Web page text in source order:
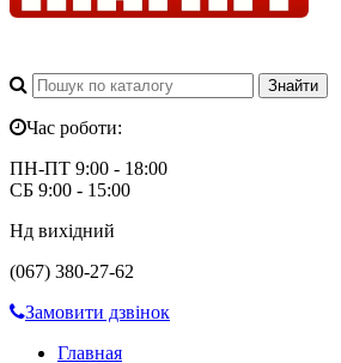
Час роботи:
ПН-ПТ 9:00 - 18:00
СБ 9:00 - 15:00
Нд вихідний
(067) 380-27-62
Замовити дзвінок
Главная